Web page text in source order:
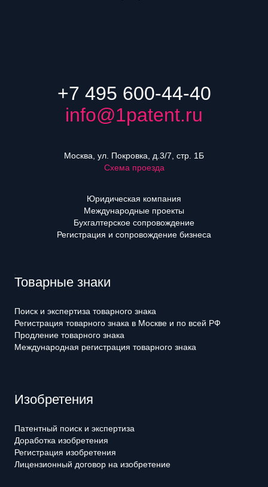
+7 495 600-44-40
info@1patent.ru
Москва, ул. Покровка, д.3/7, стр. 1Б
Схема проезда
Юридическая компания
Международные проекты
Бухгалтерское сопровождение
Регистрация и сопровождение бизнеса
Товарные знаки
Поиск и экспертиза товарного знака
Регистрация товарного знака в Москве и по всей РФ
Продление товарного знака
Международная регистрация товарного знака
Изобретения
Патентный поиск и экспертиза
Доработка изобретения
Регистрация изобретения
Лицензионный договор на изобретение